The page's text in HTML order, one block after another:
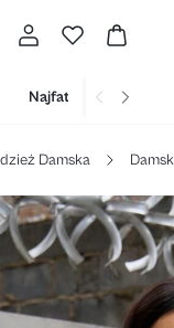
Najfatalniejszy
Damska